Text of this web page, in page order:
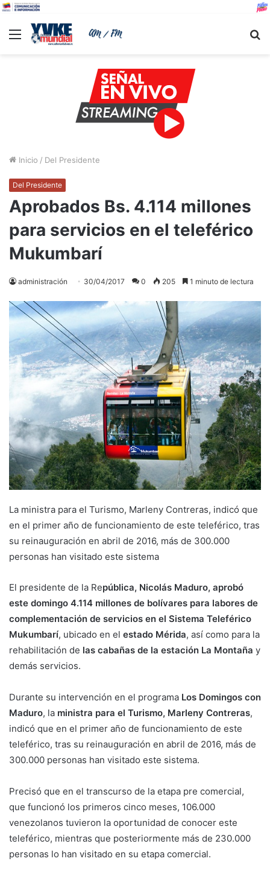
Menu
Inicio / Del Presidente
Del Presidente
Aprobados Bs. 4.114 millones
para servicios en el teleférico
Mukumbarí
administración 30/04/2017 0 205 1 minuto de lectura
La ministra para el Turismo, Marleny Contreras, indicó que
en el primer año de funcionamiento de este teleférico, tras
su reinauguración en abril de 2016, más de 300.000
personas han visitado este sistema
El presidente de la República, Nicolás Maduro, aprobó
este domingo 4.114 millones de bolívares para labores de
complementación de servicios en el Sistema Teleférico
Mukumbarí, ubicado en el estado Mérida, así como para la
rehabilitación de las cabañas de la estación La Montaña y
demás servicios.
Durante su intervención en el programa Los Domingos con
Maduro, la ministra para el Turismo, Marleny Contreras,
indicó que en el primer año de funcionamiento de este
teleférico, tras su reinauguración en abril de 2016, más de
300.000 personas han visitado este sistema.
Precisó que en el transcurso de la etapa pre comercial,
que funcionó los primeros cinco meses, 106.000
venezolanos tuvieron la oportunidad de conocer este
teleférico, mientras que posteriormente más de 230.000
personas lo han visitado en su etapa comercial.